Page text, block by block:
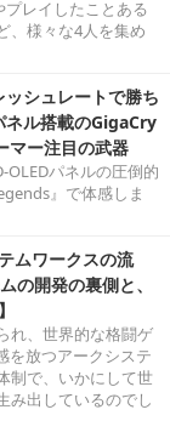
プレイしたことある
、様々な4人を集め
シュレートで勝ち
ネル搭載のGigaCry
マー注目の武器
OLEDパネルの圧倒的
』で体感しま
ムワークスの流
の開発の裏側と、
れ、世界的な格闘ゲ
を放つアークシステ
制で、いかにして世
み出しているのでし